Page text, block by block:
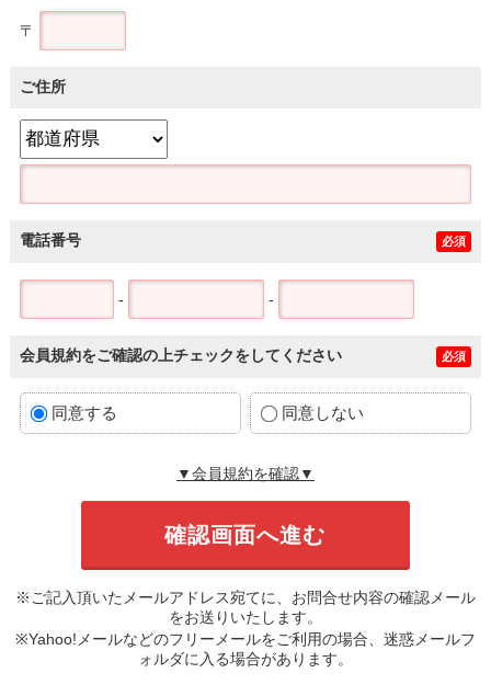
〒
ご住所
電話番号 必須
- -
会員規約をご確認の上チェックをしてください 必須
同意する 同意しない
▼会員規約を確認▼
※ご記入頂いたメールアドレス宛てに、お問合せ内容の確認メール
をお送りいたします。
※Yahoo!メールなどのフリーメールをご利用の場合、迷惑メールフ
ォルダに入る場合があります。